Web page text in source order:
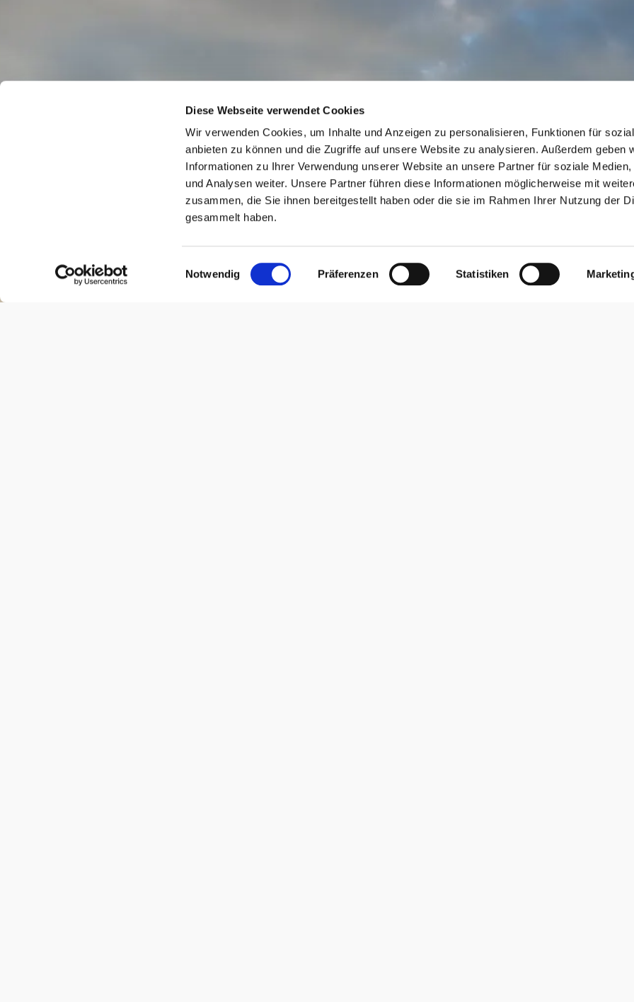
Diese Webseite verwendet Cookies
Wir verwenden Cookies, um Inhalte und Anzeigen zu personalisieren, Funktionen für
anbieten zu können und die Zugriffe auf unsere Website zu analysieren. Außerdem geben
Informationen zu Ihrer Verwendung unserer Website an unsere Partner für soziale Medien,
und Analysen weiter. Unsere Partner führen diese Informationen möglicherweise mit
zusammen, die Sie ihnen bereitgestellt haben oder die sie im Rahmen Ihrer Nutzung der
gesammelt haben.
Einwilligungsauswahl
Notwendig Präferenzen Statistiken